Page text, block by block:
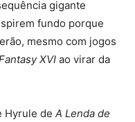
gigante
fundo porque
mesmo com jogos
XVI ao virar da
Hyrule de A Lenda de